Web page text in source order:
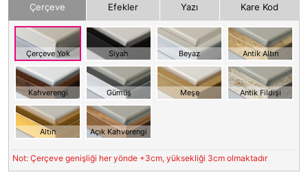
Çerçeve Efekler Yazı Kare Kod
Çerçeve Yok Siyah Beyaz Antik Altın
Kahverengi Gümüş Meşe Antik Fildişi
Altın Açık Kahverengi
Not: Çerçeve genişliği her yönde +3cm, yüksekliği 3cm olmaktadır